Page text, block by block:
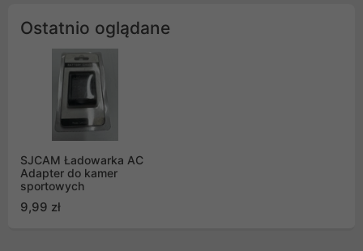
Ostatnio oglądane
SJCAM Ładowarka AC
Adapter do kamer
sportowych
9,99 zł